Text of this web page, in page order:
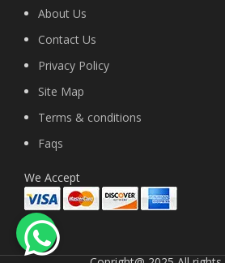
About Us
Contact Us
Privacy Policy
Site Map
Terms & conditions
Faqs
We Accept